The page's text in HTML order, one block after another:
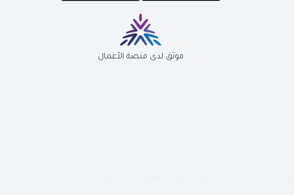
موثق لدى منصة الأعمال